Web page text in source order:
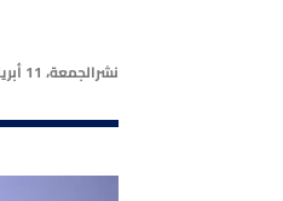
نشرالجمعة، 11 أبريل 2025 | 10:11 مساءً